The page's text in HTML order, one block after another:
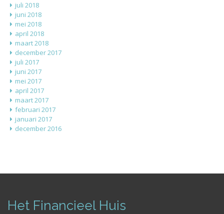
juli 2018
juni 2018
mei 2018
april 2018
maart 2018
december 2017
juli 2017
juni 2017
mei 2017
april 2017
maart 2017
februari 2017
januari 2017
december 2016
Het Financieel Huis